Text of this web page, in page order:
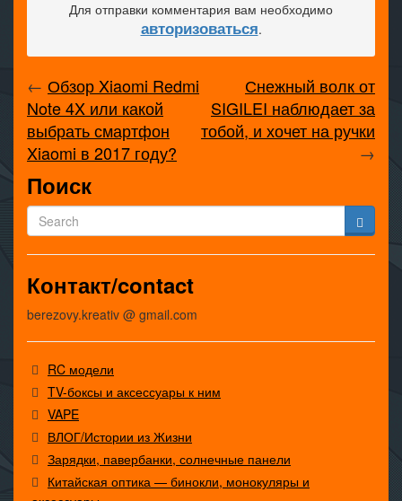
Для отправки комментария вам необходимо
авторизоваться.
← Обзор Xiaomi Redmi
Note 4X или какой
выбрать смартфон
Xiaomi в 2017 году?
Снежный волк от
SIGILEI наблюдает за
тобой, и хочет на ручки
→
Поиск
Контакт/contact
berezovy.kreativ @ gmail.com
RC модели
TV-боксы и аксессуары к ним
VAPE
ВЛОГ/Истории из Жизни
Зарядки, павербанки, солнечные панели
Китайская оптика — бинокли, монокуляры и